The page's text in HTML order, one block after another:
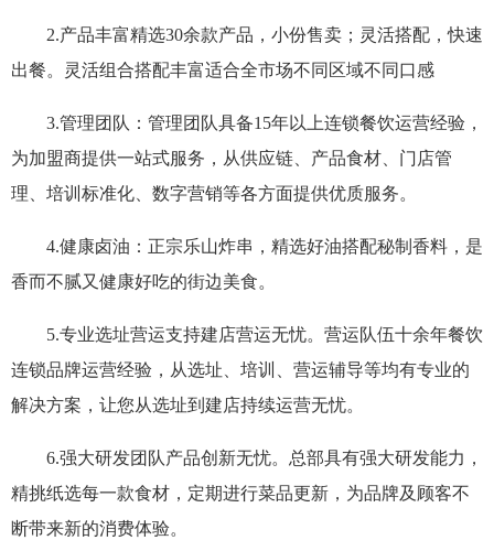
2.产品丰富精选30余款产品，小份售卖；灵活搭配，快速
出餐。灵活组合搭配丰富适合全市场不同区域不同口感
3.管理团队：管理团队具备15年以上连锁餐饮运营经验，
为加盟商提供一站式服务，从供应链、产品食材、门店管
理、培训标准化、数字营销等各方面提供优质服务。
4.健康卤油：正宗乐山炸串，精选好油搭配秘制香料，是
香而不腻又健康好吃的街边美食。
5.专业选址营运支持建店营运无忧。营运队伍十余年餐饮
连锁品牌运营经验，从选址、培训、营运辅导等均有专业的
解决方案，让您从选址到建店持续运营无忧。
6.强大研发团队产品创新无忧。总部具有强大研发能力，
精挑纸选每一款食材，定期进行菜品更新，为品牌及顾客不
断带来新的消费体验。